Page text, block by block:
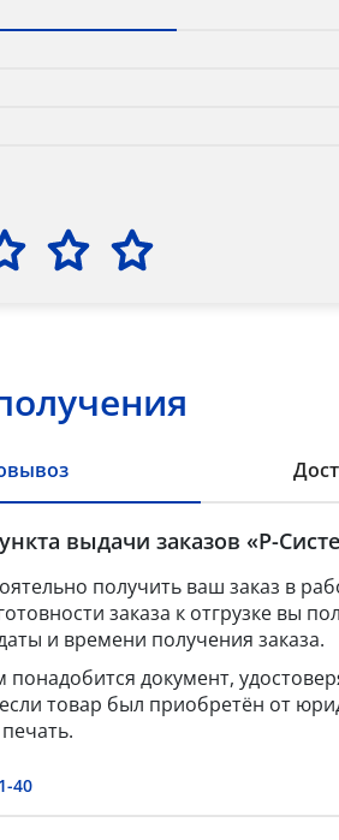
выдачи заказов «Р-
получить ваш заказ в
заказа к отгрузке вы
и времени получения заказа.
понадобится документ,
товар был приобретён от
40